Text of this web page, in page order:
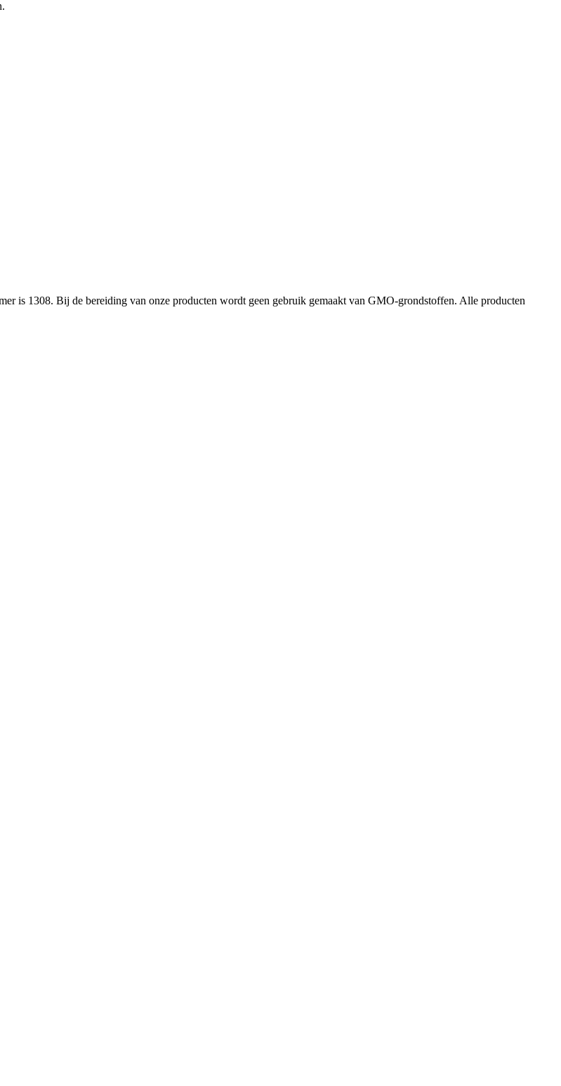
is 1308. Bij de bereiding van onze producten wordt geen gebruik gemaakt van GMO-grondstoffen. Alle producten